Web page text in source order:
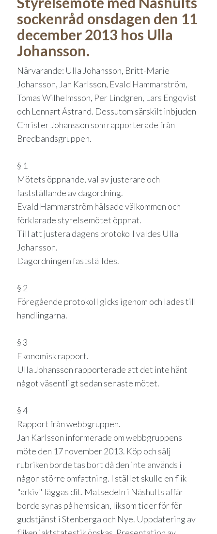
sockenråd onsdagen den 11
december 2013 hos Ulla
Johansson.
Närvarande: Ulla Johansson, Britt-Marie
Johansson, Jan Karlsson, Evald Hammarström,
Tomas Wilhelmsson, Per Lindgren, Lars Engqvist
och Lennart Åstrand. Dessutom särskilt inbjuden
Christer Johansson som rapporterade från
Bredbandsgruppen.
§ 1
Mötets öppnande, val av justerare och
fastställande av dagordning.
Evald Hammarström hälsade välkommen och
förklarade styrelsemötet öppnat.
Till att justera dagens protokoll valdes Ulla
Johansson.
Dagordningen fastställdes.
§ 2
Föregående protokoll gicks igenom och lades till
handlingarna.
§ 3
Ekonomisk rapport.
Ulla Johansson rapporterade att det inte hänt
något väsentligt sedan senaste mötet.
§ 4
Rapport från webbgruppen.
Jan Karlsson informerade om webbgruppens
möte den 17 november 2013. Köp och sälj
rubriken borde tas bort då den inte används i
någon större omfattning. I stället skulle en flik
"arkiv" läggas dit. Matsedeln i Näshults affär
borde synas på hemsidan, liksom tider för för
gudstjänst i Stenberga och Nye. Uppdatering av